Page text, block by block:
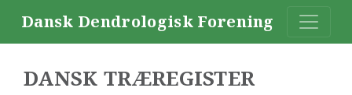
Dansk Dendrologisk Forening
DANSK TRÆREGISTER